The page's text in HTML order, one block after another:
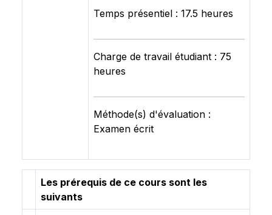
Temps présentiel : 17.5 heures
Charge de travail étudiant : 75
heures
Méthode(s) d'évaluation :
Examen écrit
Les prérequis de ce cours sont les
suivants